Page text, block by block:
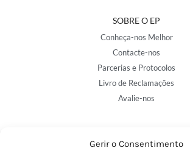
Gerir o Consentimento
SOBRE O EP
Conheça-nos Melhor
Contacte-nos
Parcerias e Protocolos
Livro de Reclamações
Avalie-nos
NOSSAS LOJAS